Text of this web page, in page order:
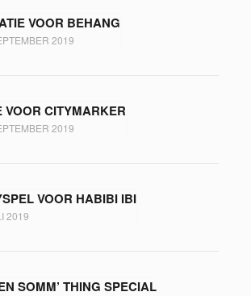
VOOR BEHANG
2019
VOOR CITYMARKER
2019
VOOR HABIBI IBI
2019
SOMM’ THING SPECIAL